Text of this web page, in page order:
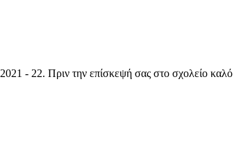
- 22. Πριν την επίσκεψή σας στο σχολείο καλό